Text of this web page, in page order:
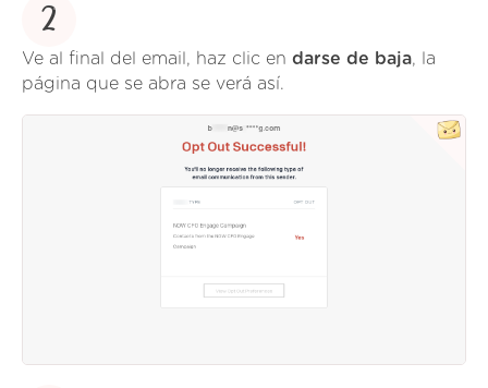
2
Ve al final del email, haz clic en darse de baja, la
página que se abra se verá así.